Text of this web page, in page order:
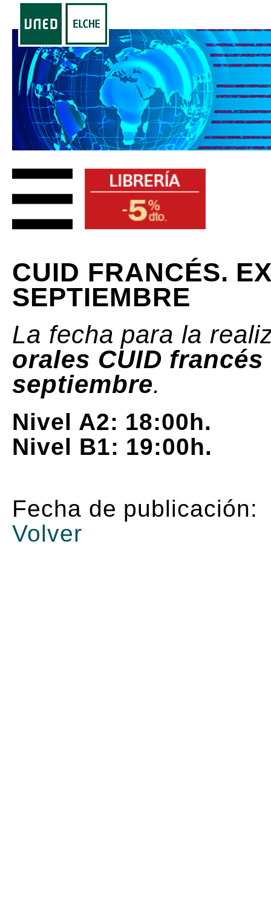
CUID FRANCÉS.
SEPTIEMBRE
La fecha para la
orales CUID francés
septiembre.
Nivel A2: 18:00h.
Nivel B1: 19:00h.
Fecha de publicación:
Volver